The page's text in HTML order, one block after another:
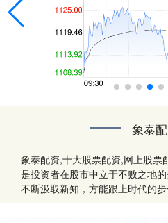
象泰
象泰配资,十大股票配资,网上股票
是投资者在股市中立于不败之地
不断汲取新知，方能跟上时代的步